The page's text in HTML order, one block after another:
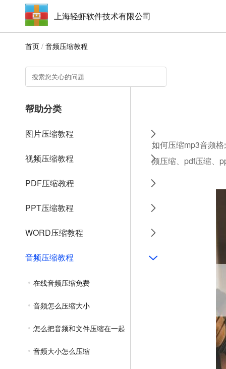
上海轻虾软件技术有限公司
首页 / 音频压缩教程
帮助分类
图片压缩教程
视频压缩教程
PDF压缩教程
PPT压缩教程
WORD压缩教程
音频压缩教程
在线音频压缩免费
音频怎么压缩大小
怎么把音频和文件压缩在一起
音频大小怎么压缩
如何压缩mp3音频
频压缩、pdf压缩、